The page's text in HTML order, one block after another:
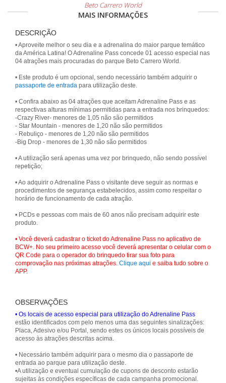
Beto Carrero World
MAIS INFORMAÇÕES
DESCRIÇÃO
• Aproveite melhor o seu dia e a adrenalina do maior parque temático
da América Latina! O Adrenaline Pass concede 01 acesso especial nas
04 atrações mais procuradas do parque Beto Carrero World.
• Este produto é um opcional, sendo necessário também adquirir o
passaporte de entrada para utilização deste.
• Confira abaixo as 04 atrações que aceitam Adrenaline Pass e as
respectivas alturas mínimas permitidas para a entrada nos brinquedos:
-Crazy River- menores de 1,05 não são permitidos
- Star Mountain - menores de 1,20 não são permitidos
- Rebuliço - menores de 1,20 não são permitidos
-Big Drop - menores de 1,30 não são permitidos
• A utilização será apenas uma vez por brinquedo, não sendo possível
repetição;
• Ao adquirir o Adrenaline Pass o visitante deve seguir as normas e
procedimentos de segurança estabelecidos, assim como respeitar o
horário de funcionamento de cada atração.
• PCDs e pessoas com mais de 60 anos não precisam adquirir este
produto.
• Você deverá cadastrar o ticket do Adrenaline Pass no aplicativo de
BCW+. No seu primeiro acesso você deverá apresentar o celular com o
QR Code para o operador do brinquedo tirar sua foto para
comprovação nas próximas atrações. Clique aqui e saiba tudo sobre o
APP.
OBSERVAÇÕES
• Os locais de acesso especial para utilização do Adrenaline Pass
estão identificados com pelo menos uma das seguintes sinalizações:
Placa, Adesivo e/ou Portal, sendo estes os únicos locais possíveis de
acesso às atrações descritas acima.
• Necessário também adquirir para o mesmo dia o passaporte de
entrada ao parque para utilização deste.
•A utilização e eventual cumulação de cupons de desconto estarão
sujeitas às condições específicas de cada campanha promocional.